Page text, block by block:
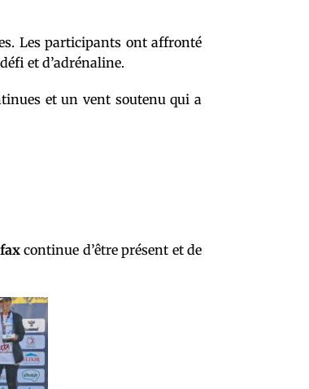
Les participants ont affronté
et d’adrénaline.
et un vent soutenu qui a
continue d’être présent et de